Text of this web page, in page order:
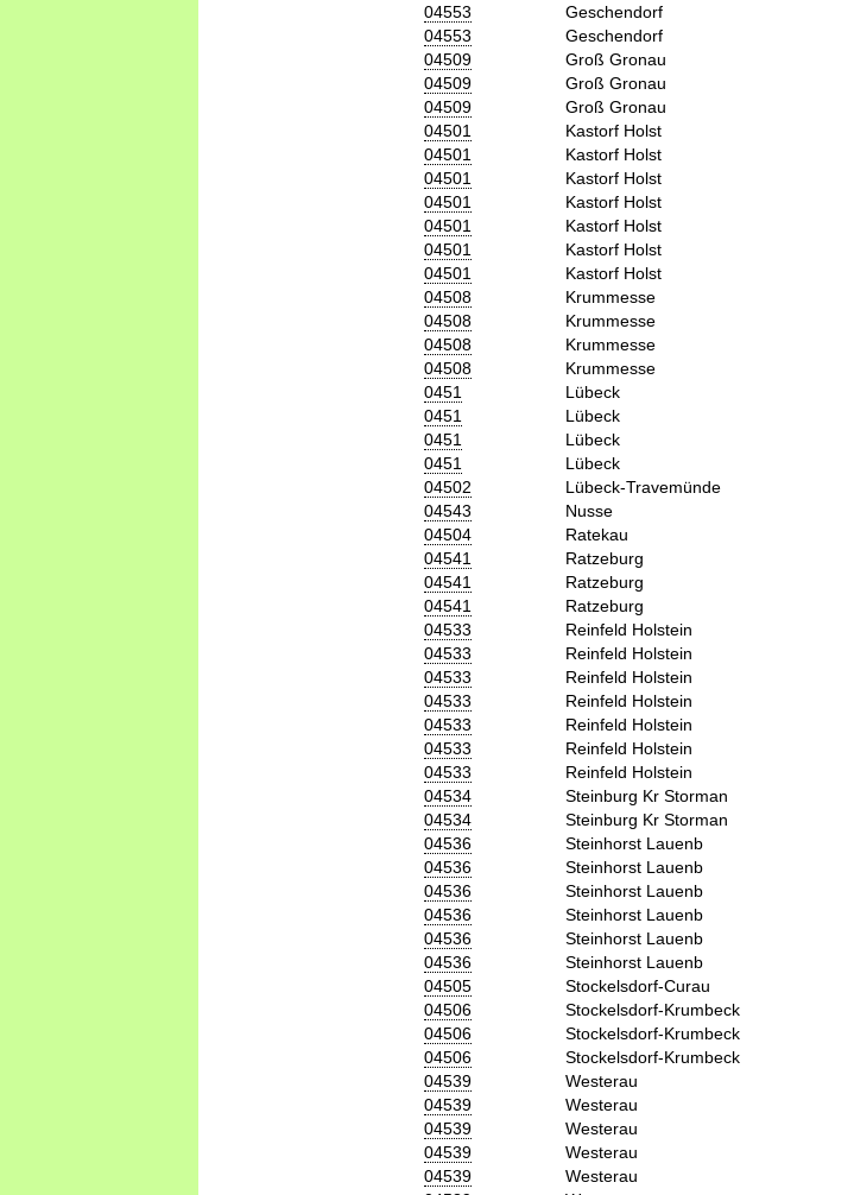
04553
Geschendorf
04553
Geschendorf
04509
Groß Gronau
04509
Groß Gronau
04509
Groß Gronau
04501
Kastorf Holst
04501
Kastorf Holst
04501
Kastorf Holst
04501
Kastorf Holst
04501
Kastorf Holst
04501
Kastorf Holst
04501
Kastorf Holst
04508
Krummesse
04508
Krummesse
04508
Krummesse
04508
Krummesse
0451
Lübeck
0451
Lübeck
0451
Lübeck
0451
Lübeck
04502
Lübeck-Travemünde
04543
Nusse
04504
Ratekau
04541
Ratzeburg
04541
Ratzeburg
04541
Ratzeburg
04533
Reinfeld Holstein
04533
Reinfeld Holstein
04533
Reinfeld Holstein
04533
Reinfeld Holstein
04533
Reinfeld Holstein
04533
Reinfeld Holstein
04533
Reinfeld Holstein
04534
Steinburg Kr Storman
04534
Steinburg Kr Storman
04536
Steinhorst Lauenb
04536
Steinhorst Lauenb
04536
Steinhorst Lauenb
04536
Steinhorst Lauenb
04536
Steinhorst Lauenb
04536
Steinhorst Lauenb
04505
Stockelsdorf-Curau
04506
Stockelsdorf-Krumbeck
04506
Stockelsdorf-Krumbeck
04506
Stockelsdorf-Krumbeck
04539
Westerau
04539
Westerau
04539
Westerau
04539
Westerau
04539
Westerau